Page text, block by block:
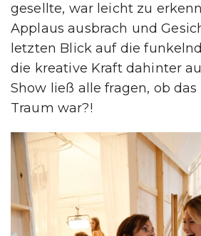
gesellte, war leicht zu
Applaus ausbrach und
letzten Blick auf die
die kreative Kraft dahinter
Show ließ alle fragen, ob
Traum war?!